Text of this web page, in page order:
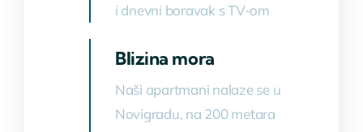
i dnevni boravak s TV-om
Blizina mora
Naši apartmani nalaze se u
Novigradu, na 200 metara